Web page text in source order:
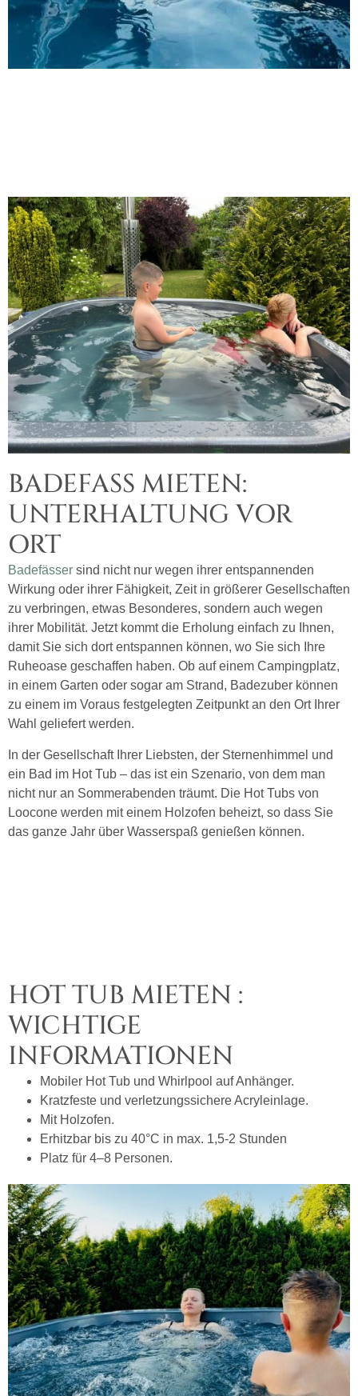
BADEFASS MIETEN:
UNTERHALTUNG VOR
ORT
Badefässer sind nicht nur wegen ihrer entspannenden
Wirkung oder ihrer Fähigkeit, Zeit in größerer Gesellschaften
zu verbringen, etwas Besonderes, sondern auch wegen
ihrer Mobilität. Jetzt kommt die Erholung einfach zu Ihnen,
damit Sie sich dort entspannen können, wo Sie sich Ihre
Ruheoase geschaffen haben. Ob auf einem Campingplatz,
in einem Garten oder sogar am Strand, Badezuber können
zu einem im Voraus festgelegten Zeitpunkt an den Ort Ihrer
Wahl geliefert werden.
In der Gesellschaft Ihrer Liebsten, der Sternenhimmel und
ein Bad im Hot Tub – das ist ein Szenario, von dem man
nicht nur an Sommerabenden träumt. Die Hot Tubs von
Loocone werden mit einem Holzofen beheizt, so dass Sie
das ganze Jahr über Wasserspaß genießen können.
HOT TUB MIETEN :
WICHTIGE
INFORMATIONEN
Mobiler Hot Tub und Whirlpool auf Anhänger.
Kratzfeste und verletzungssichere Acryleinlage.
Mit Holzofen.
Erhitzbar bis zu 40°C in max. 1,5-2 Stunden
Platz für 4–8 Personen.